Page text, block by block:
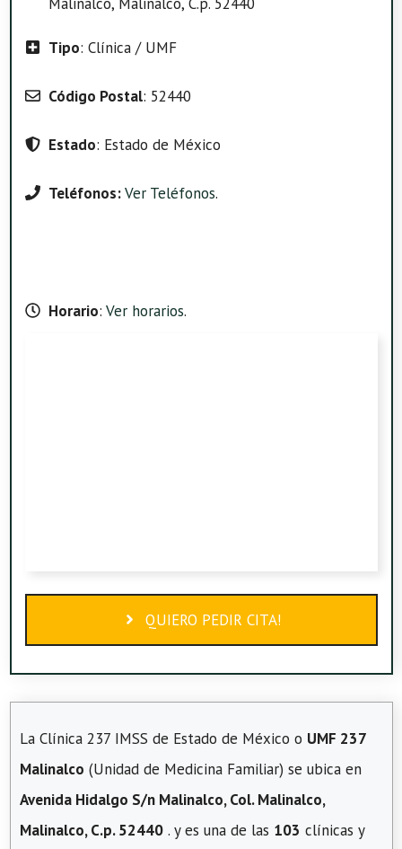
Tipo: Clínica / UMF
Código Postal: 52440
Estado: Estado de México
Teléfonos:Ver Teléfonos.
Horario: Ver horarios.
QUIERO PEDIR CITA!
La Clínica 237 IMSS de Estado de México o UMF 237
Malinalco (Unidad de Medicina Familiar) se ubica en
Avenida Hidalgo S/n Malinalco, Col. Malinalco,
Malinalco, C.p. 52440 . y es una de las 103 clínicas y